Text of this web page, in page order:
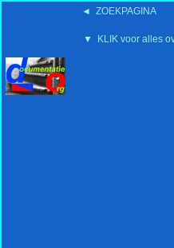
◄ ZOEKPAGINA
▼ KLIK voor alles
'15:19 19-2-2008